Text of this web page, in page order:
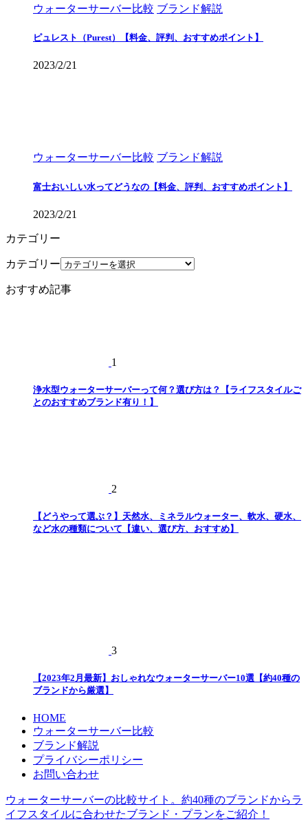
ウォーターサーバー比較 ブランド解説
ピュレスト（Purest）【料金、評判、おすすめポイント】
2023/2/21
ウォーターサーバー比較 ブランド解説
富士おいしい水ってどうなの【料金、評判、おすすめポイント】
2023/2/21
カテゴリー
カテゴリー
おすすめ記事
1
浄水型ウォーターサーバーって何？選び方は？【ライフスタイルご
とのおすすめブランド有り！】
2
【どうやって選ぶ？】天然水、ミネラルウォーター、軟水、硬水、
など水の種類について【違い、選び方、おすすめ】
3
【2023年2月最新】おしゃれなウォーターサーバー10選【約40種の
ブランドから厳選】
HOME
ウォーターサーバー比較
ブランド解説
プライバシーポリシー
お問い合わせ
ウォーターサーバーの比較サイト。約40種のブランドからラ
イフスタイルに合わせたブランド・プランをご紹介！